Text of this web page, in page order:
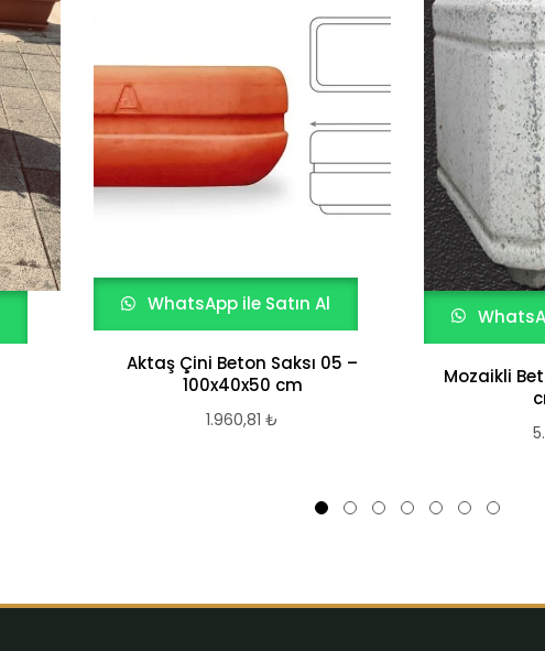
WhatsApp ile Satın Al
Aktaş Çini Beton Saksı 05 –
100x40x50 cm
1.960,81 ₺
Mozaikli